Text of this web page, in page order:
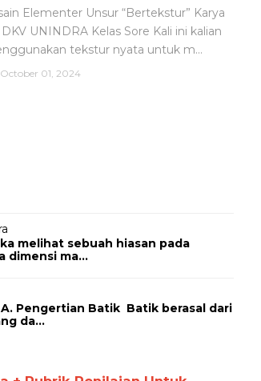
Elementer Unsur “Bertekstur” Karya
UNINDRA Kelas Sore Kali ini kalian
tekstur nyata untuk m...
October 01, 2024
melihat sebuah hiasan pada
dimensi ma...
A. Pengertian Batik Batik berasal dari
da...